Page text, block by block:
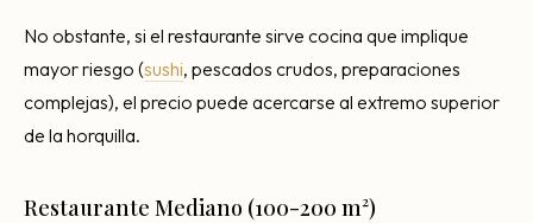
No obstante, si el restaurante sirve cocina que implique
mayor riesgo (sushi, pescados crudos, preparaciones
complejas), el precio puede acercarse al extremo superior
de la horquilla.
Restaurante Mediano (100-200 m²)